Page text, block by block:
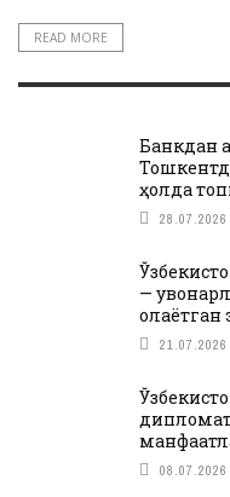
READ MORE
Банкдан
ҳолда
28.07.2026
—
21.07.2026
08.07.2026